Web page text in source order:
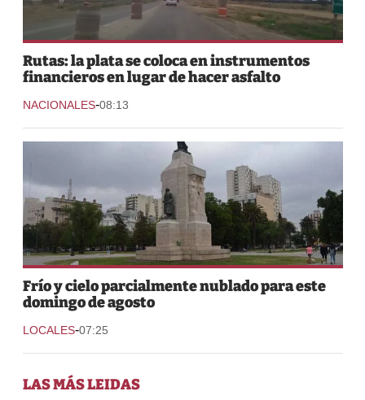
Rutas: la plata se coloca en instrumentos
financieros en lugar de hacer asfalto
NACIONALES-08:13
Frío y cielo parcialmente nublado para este
domingo de agosto
LOCALES-07:25
LAS MÁS LEIDAS